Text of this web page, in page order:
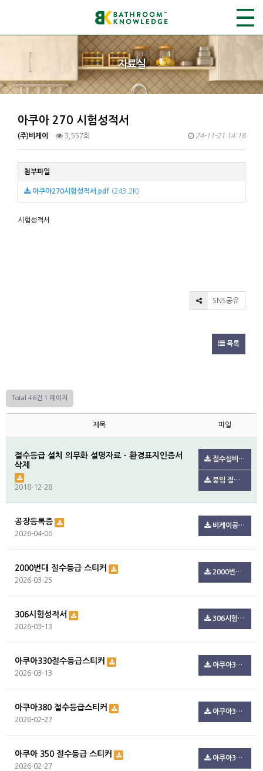
자료실
아쿠아 270 시험성적서
(주)비케이 3,557회 24-11-21 14:18
첨부파일
아쿠아270시험성적서.pdf (243.2K)
시험성적서
SNS공유
목록
Total 46건 1 페이지
제목 파일
절수등급 설치 의무화 설명자료 - 환경표지인증서
삭제
2018-12-28
절수설비 설치 의무화 설명자료 배포.pdf(123.7K)
붙임 절수설비 및 절수제품 설치 의무화 설명자료2021.7..pdf(606.4K)
공장등록증
2026-04-06
비케이공장등록증.pdf(101.0K)
2000번대 절수등급 스티커
2026-03-25
2000번대 절수등급.zip(494.7K)
306시험성적서
2026-03-13
306시험성적서.pdf(100.3K)
아쿠아330절수등급스티커
2026-03-13
아쿠아330절수등급스티커.pdf(108.5K)
아쿠아380 절수등급스티커
2026-02-27
아쿠아380_절수등급.pdf(100.3K)
아쿠아 350 절수등급 스티커
2026-02-27
아쿠아350_절수등급.pdf(216.1K)